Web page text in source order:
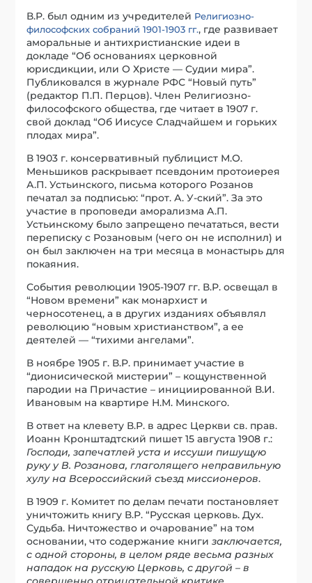
В.Р. был одним из учредителей Религиозно-
философских собраний 1901-1903 гг., где развивает
аморальные и антихристианские идеи в
докладе “Об основаниях церковной
юрисдикции, или О Христе — Судии мира”.
Публиковался в журнале РФС “Новый путь”
(редактор П.П. Перцов). Член Религиозно-
философского общества, где читает в 1907 г.
свой доклад “Об Иисусе Сладчайшем и горьких
плодах мира”.
В 1903 г. консервативный публицист М.О.
Меньшиков раскрывает псевдоним протоиерея
А.П. Устьинского, письма которого Розанов
печатал за подписью: “прот. А. У-ский”. За это
участие в проповеди аморализма А.П.
Устьинскому было запрещено печататься, вести
переписку с Розановым (чего он не исполнил) и
он был заключен на три месяца в монастырь для
покаяния.
События революции 1905-1907 гг. В.Р. освещал в
“Новом времени” как монархист и
черносотенец, а в других изданиях объявлял
революцию “новым христианством”, а ее
деятелей — “тихими ангелами”.
В ноябре 1905 г. В.Р. принимает участие в
“дионисической мистерии” – кощунственной
пародии на Причастие – инициированной В.И.
Ивановым на квартире Н.М. Минского.
В ответ на клевету В.Р. в адрес Церкви св. прав.
Иоанн Кронштадтский пишет 15 августа 1908 г.:
Господи, запечатлей уста и иссуши пишущую
руку у В. Розанова, глаголящего неправильную
хулу на Всероссийский съезд миссионеров.
В 1909 г. Комитет по делам печати постановляет
уничтожить книгу В.Р. “Русская церковь. Дух.
Судьба. Ничтожество и очарование” на том
основании, что содержание книгизаключается,
с одной стороны, в целом ряде весьма разных
нападок на русскую Церковь, с другой – в